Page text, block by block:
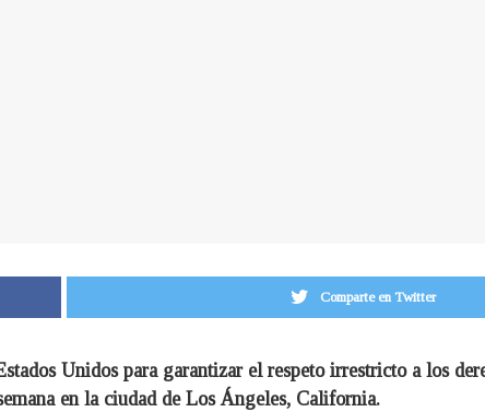
Comparte en Twitter
Unidos para garantizar el respeto irrestricto a los
en la ciudad de Los Ángeles, California.